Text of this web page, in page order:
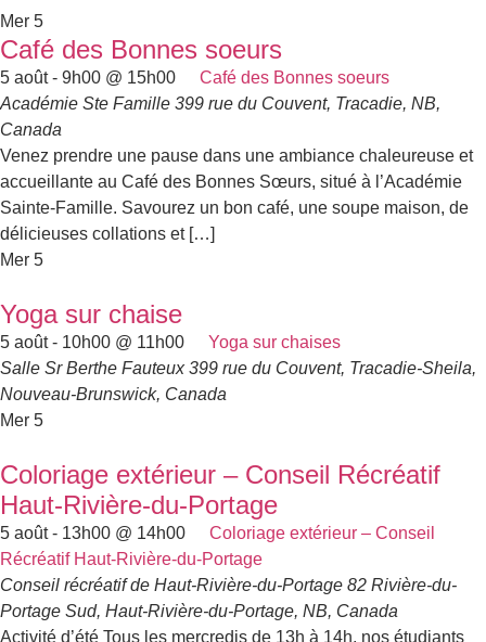
Mer 5
Café des Bonnes soeurs
5 août - 9h00 @ 15h00
Café des Bonnes soeurs
Académie Ste Famille 399 rue du Couvent, Tracadie, NB,
Canada
Venez prendre une pause dans une ambiance chaleureuse et
accueillante au Café des Bonnes Sœurs, situé à l’Académie
Sainte-Famille. Savourez un bon café, une soupe maison, de
délicieuses collations et […]
Mer 5
Yoga sur chaise
5 août - 10h00 @ 11h00
Yoga sur chaises
Salle Sr Berthe Fauteux399 rue du Couvent, Tracadie-Sheila,
Nouveau-Brunswick, Canada
Mer 5
Coloriage extérieur – Conseil Récréatif
Haut-Rivière-du-Portage
5 août - 13h00 @ 14h00
Coloriage extérieur – Conseil
Récréatif Haut-Rivière-du-Portage
Conseil récréatif de Haut-Rivière-du-Portage 82 Rivière-du-
Portage Sud, Haut-Rivière-du-Portage, NB, Canada
Activité d’été Tous les mercredis de 13h à 14h, nos étudiants